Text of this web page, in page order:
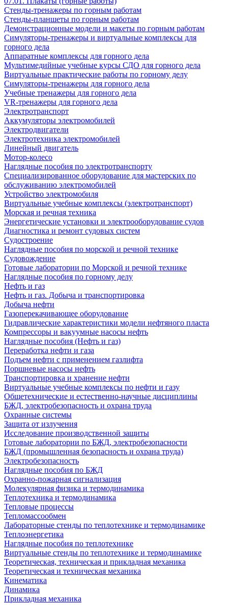
Стенды-тренажеры по горным работам
Стенды-планшеты по горным работам
Демонстрационные модели и макеты по горным работам
Симуляторы-тренажеры и виртуальные комплексы для
горного дела
Аппаратные комплексы для горного дела
Мультимедийные учебные курсы СДО для горного дела
Виртуальные практические работы по горному делу
Симуляторы-тренажеры для горного дела
Учебные тренажеры для горного дела
VR-тренажеры для горного дела
Электротранспорт
Аккумуляторы электромобилей
Электродвигатели
Электротехника электромобилей
Линейный двигатель
Мотор-колесо
Наглядные пособия по электротранспорту
Специализированное оборудование для мастерских по
обслуживанию электромобилей
Устройство электромобиля
Виртуальные учебные комплексы (электротранспорт)
Морская и речная техника
Энергетические установки и электрооборудование судов
Диагностика и ремонт судовых систем
Судостроение
Наглядные пособия по морской и речной технике
Судовождение
Готовые лаборатории по Морской и речной технике
Наглядные пособия по горному делу
Нефть и газ
Нефть и газ. Добыча и транспортировка
Добыча нефти
Газоперекачивающее оборудование
Гидравлические характеристики модели нефтяного пласта
Компрессоры и вакуумные насосы нефть
Наглядные пособия (Нефть и газ)
Переработка нефти и газа
Подъем нефти с применением газлифта
Поршневые насосы нефть
Транспортировка и хранение нефти
Виртуальные учебные комплексы по нефти и газу
Общетехнические и естественно-научные дисциплины
БЖД, электробезопасность и охрана труда
Охранные системы
Защита от излучения
Исследование производственной защиты
Готовые лаборатории по БЖД, электробезопасности
БЖД (промышленная безопасность и охрана труда)
Электробезопасность
Наглядные пособия по БЖД
Охранно-пожарная сигнализация
Молекулярная физика и термодинамика
Теплотехника и термодинамика
Тепловые процессы
Тепломассообмен
Лабораторные стенды по теплотехнике и термодинамике
Теплоэнергетика
Наглядные пособия по теплотехнике
Виртуальные стенды по теплотехнике и термодинамике
Теоретическая, техническая и прикладная механика
Теоретическая и техническая механика
Кинематика
Динамика
Прикладная механика